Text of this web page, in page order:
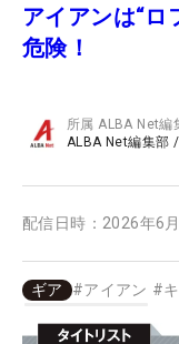
アイアンは“ロ
危険！
所属ALBA Net編
ALBA Net編集部 /
配信日時： 2026年6
ギア #アイアン #